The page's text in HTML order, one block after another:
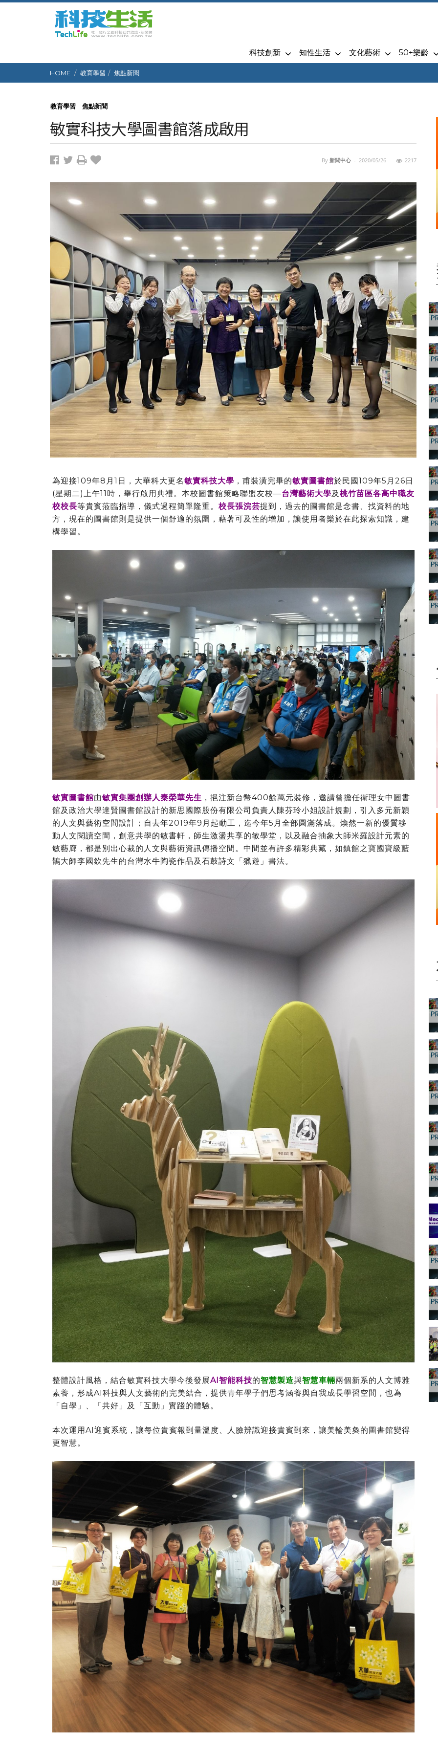
科技創新 知性生活 文化藝術 50+樂齡
HOME 教育學習 焦點新聞
教育學習 焦點新聞
敏實科技大學圖書館落成啟用
By 新聞中心 - 2020/05/26 2217
為迎接109年8月1日，大華科大更名敏實科技大學 ，甫裝潢完畢的敏實圖書館於民國109年5月26日
(星期二)上午11時，舉行啟用典禮。本校圖書館策略聯盟友校—台灣藝術大學及 桃竹苗區各高中職友
校校長等貴賓蒞臨指導，儀式過程簡單隆重。 校長張浣芸提到，過去的圖書館是念書、找資料的地
方，現在的圖書館則是提供一個舒適的氛圍，藉著可及性的增加，讓使用者樂於在此探索知識，建
構學習。
敏實圖書館由敏實集團創辦人秦榮華先生 ，挹注新台幣400餘萬元裝修，邀請曾擔任衛理女中圖書
館及政治大學達賢圖書館設計的新思國際股份有限公司負責人陳芬玲小姐設計規劃，引入多元新穎
的人文與藝術空間設計；自去年2019年9月起動工，迄今年5月全部圓滿落成。煥然一新的優質移
動人文閱讀空間，創意共學的敏書軒，師生激盪共享的敏學堂，以及融合抽象大師米羅設計元素的
敏藝廊，都是別出心裁的人文與藝術資訊傳播空間。中間並有許多精彩典藏，如鎮館之寶國寶級藍
鵲大師李國欽先生的台灣水牛陶瓷作品及石鼓詩文「獵遊」書法。
整體設計風格，結合敏實科技大學今後發展AI智能科技的智慧製造與智慧車輛兩個新系的人文博雅
素養，形成AI科技與人文藝術的完美結合，提供青年學子們思考涵養與自我成長學習空間，也為
「自學」、「共好」及「互動」實踐的體驗。
本次運用AI迎賓系統，讓每位貴賓報到量溫度、人臉辨識迎接貴賓到來，讓美輪美奐的圖書館變得
更智慧。